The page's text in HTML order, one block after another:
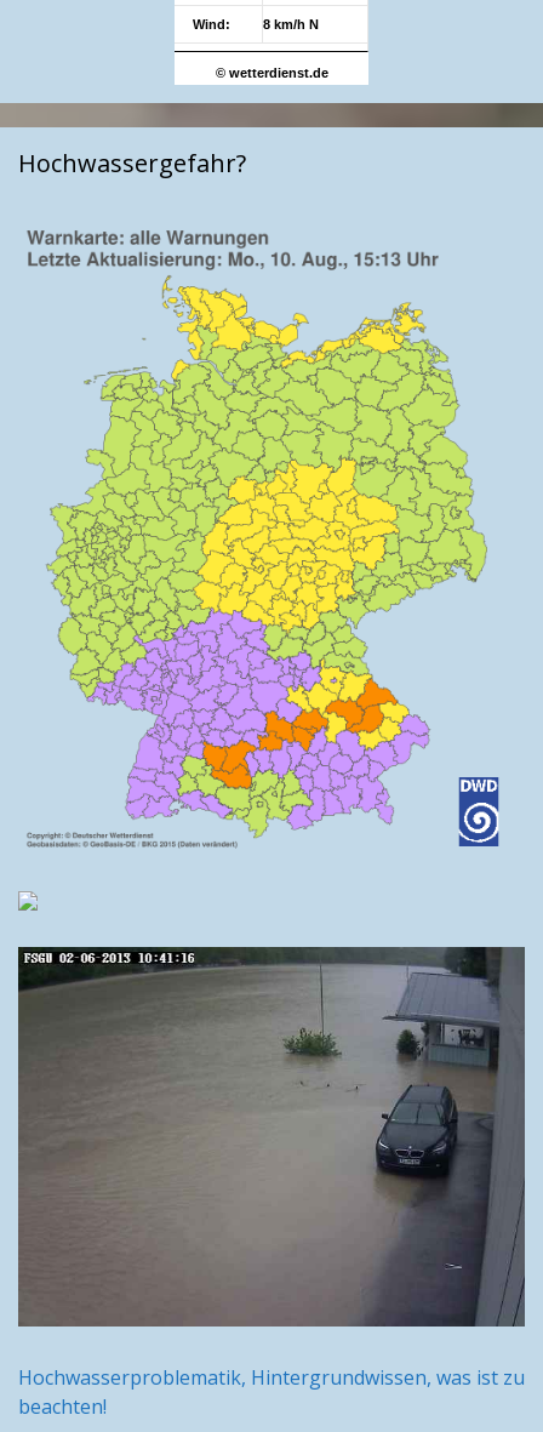
Wind: 8 km/h N
© wetterdienst.de
Hochwassergefahr?
Hochwasserproblematik, Hintergrundwissen, was ist zu
beachten!